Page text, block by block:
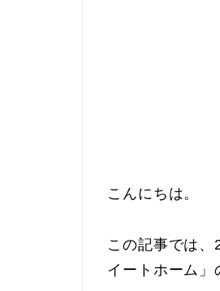
こんにちは。
この記事では
イートホーム」